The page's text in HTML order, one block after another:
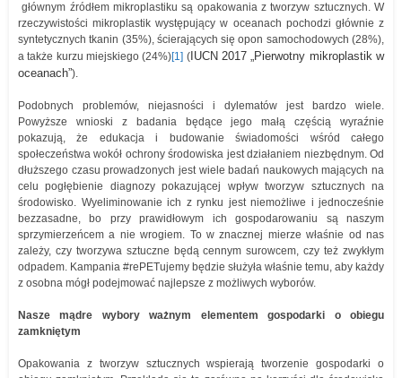
głównym źródłem mikroplastiku są opakowania z tworzyw sztucznych. W
rzeczywistości mikroplastik występujący w oceanach pochodzi głównie z
syntetycznych tkanin (35%), ścierających się opon samochodowych (28%),
a także kurzu miejskiego (24%)[1] (IUCN 2017 „Pierwotny mikroplastik w
oceanach”).
Podobnych problemów, niejasności i dylematów jest bardzo wiele.
Powyższe wnioski z badania będące jego małą częścią wyraźnie
pokazują, że edukacja i budowanie świadomości wśród całego
społeczeństwa wokół ochrony środowiska jest działaniem niezbędnym. Od
dłuższego czasu prowadzonych jest wiele badań naukowych mających na
celu pogłębienie diagnozy pokazującej wpływ tworzyw sztucznych na
środowisko. Wyeliminowanie ich z rynku jest niemożliwe i jednocześnie
bezzasadne, bo przy prawidłowym ich gospodarowaniu są naszym
sprzymierzeńcem a nie wrogiem. To w znacznej mierze właśnie od nas
zależy, czy tworzywa sztuczne będą cennym surowcem, czy też zwykłym
odpadem. Kampania #rePETujemy będzie służyła właśnie temu, aby każdy
z osobna mógł podejmować najlepsze z możliwych wyborów.
Nasze mądre wybory ważnym elementem gospodarki o obiegu
zamkniętym
Opakowania z tworzyw sztucznych wspierają tworzenie gospodarki o